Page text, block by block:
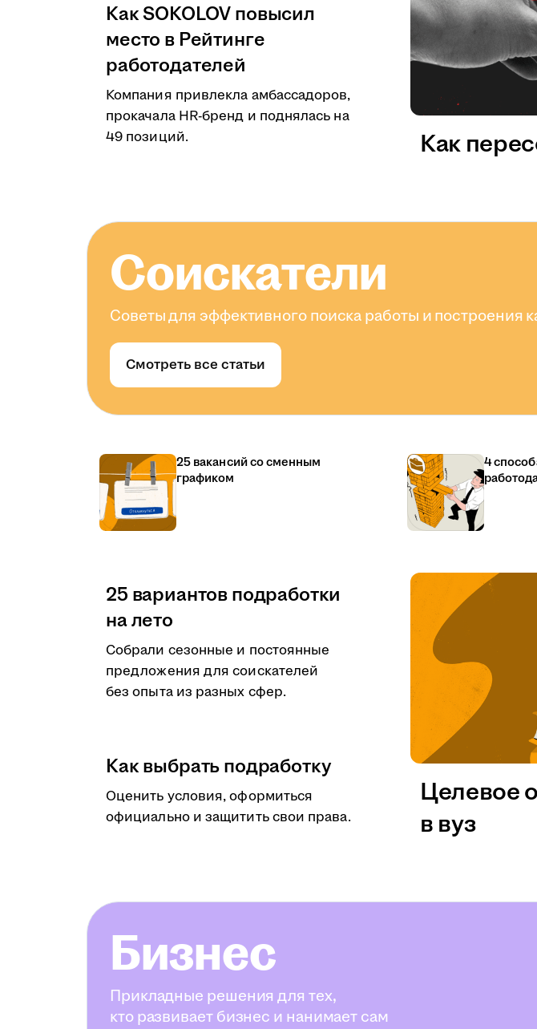
Как SOKOLOV повысил
место в Рейтинге
работодателей
Компания привлекла амбассадоров,
прокачала HR-бренд и поднялась на
49 позиций.
Как
Соискатели
Советы для эффективного поиска работы и построения
Смотреть все статьи
25 вакансий со сменным
графиком
4
25 вариантов подработки
на лето
Собрали сезонные и постоянные
предложения для соискателей
без опыта из разных сфер.
Как выбрать подработку
Оценить условия, оформиться
официально и защитить свои права.
Целевое
в вуз
Бизнес
Прикладные решения для тех,
кто развивает бизнес и нанимает сам